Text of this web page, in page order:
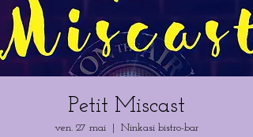
Petit Miscast
ven. 27 mai Ninkasi bistro-bar